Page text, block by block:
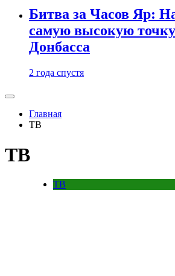
Битва за Часов Яр:
самую высокую
Донбасса
2 года спустя
Главная
ТВ
ТВ
ТВ